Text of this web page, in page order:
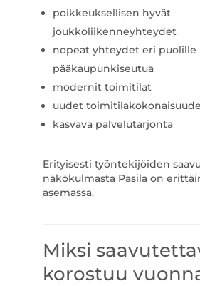
poikkeuksellisen hyvät
joukkoliikenneyhteydet
nopeat yhteydet eri puolille
pääkaupunkiseutua
modernit toimitilat
uudet
kasvava palvelutarjonta
Erityisesti työntekijöiden
näkökulmasta Pasila on
asemassa.
Miksi
korostuu